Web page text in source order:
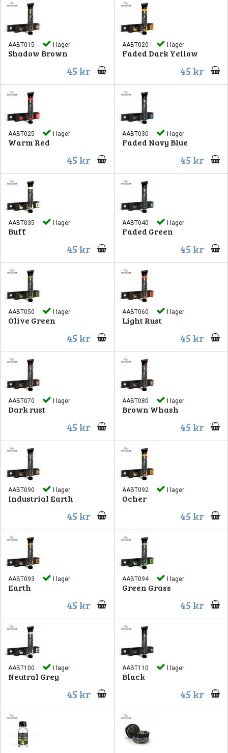
AABT015 I lager
Shadow Brown
45 kr
AABT020 I lager
Faded Dark Yellow
45 kr
AABT025 I lager
Warm Red
45 kr
AABT030 I lager
Faded Navy Blue
45 kr
AABT035 I lager
Buff
45 kr
AABT040 I lager
Faded Green
45 kr
AABT050 I lager
Olive Green
45 kr
AABT060 I lager
Light Rust
45 kr
AABT070 I lager
Dark rust
45 kr
AABT080 I lager
Brown Whash
45 kr
AABT090 I lager
Industrial Earth
45 kr
AABT092 I lager
Ocher
45 kr
AABT093 I lager
Earth
45 kr
AABT094 I lager
Green Grass
45 kr
AABT100 I lager
Neutral Grey
45 kr
AABT110 I lager
Black
45 kr